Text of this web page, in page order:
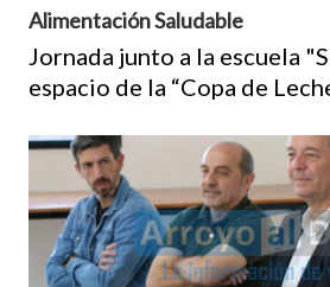
Alimentación Saludable
Jornada junto a la escuela
espacio de la “Copa de